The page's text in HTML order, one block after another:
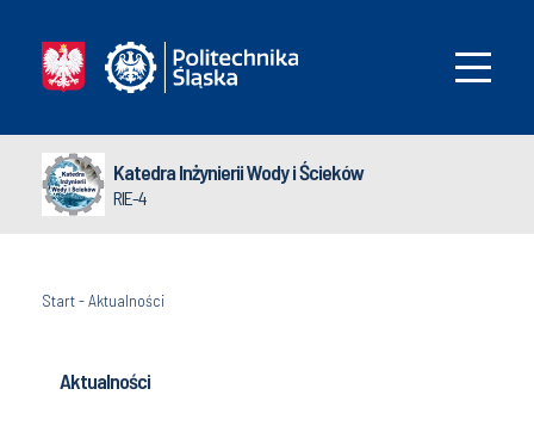
Katedra Inżynierii Wody i Ścieków
RIE-4
Start-Aktualności
Aktualności